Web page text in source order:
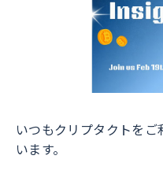
いつもクリプタクトを
います。